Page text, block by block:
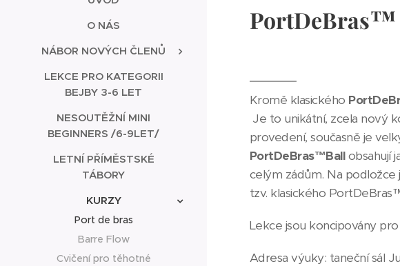
O NÁS
NÁBOR NOVÝCH ČLENŮ
LEKCE PRO KATEGORII
BEJBY 3-6 LET
NESOUTĚŽNÍ MINI
BEGINNERS /6-9LET/
LETNÍ PŘÍMĚSTSKÉ
TÁBORY
KURZY
Port de bras
Barre Flow
Cvičení pro těhotné
PortDeBras™
Kromě klasického
Je to unikátní, zcela nový
provedení, současně je
PortDeBras™Ballobsahují
celým zádům. Na
tzv. klasického
Lekce jsou koncipovány
Adresa výuky: taneční sál